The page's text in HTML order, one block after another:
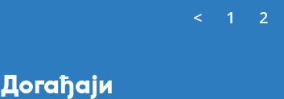
< 1 2
Догађаји